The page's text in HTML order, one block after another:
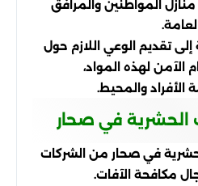
المواطنين والمرافق
العامة.
تقديم الوعي اللازم حول
الآمن لهذه المواد،
والمحيط.
الحشرية في صحار
في صحار من الشركات
مكافحة الآفات.